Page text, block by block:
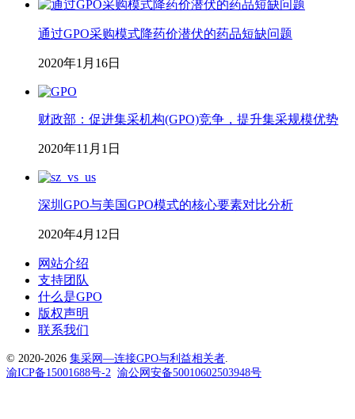
通过GPO采购模式降药价潜伏的药品短缺问题
2020年1月16日
财政部：促进集采机构(GPO)竞争，提升集采规模优势
2020年11月1日
深圳GPO与美国GPO模式的核心要素对比分析
2020年4月12日
网站介绍
支持团队
什么是GPO
版权声明
联系我们
© 2020-2026 集采网—连接GPO与利益相关者
渝ICP备15001688号-2 渝公网安备50010602503948号